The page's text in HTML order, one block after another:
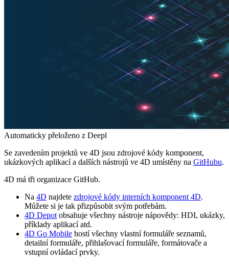
Automaticky přeloženo z Deepl
Se zavedením projektů ve 4D jsou zdrojové kódy komponent,
ukázkových aplikací a dalších nástrojů ve 4D umístěny na GitHubu.
4D má tři organizace GitHub.
Na 4D najdete zdrojové kódy interních komponent 4D.
Můžete si je tak přizpůsobit svým potřebám.
4D Depot obsahuje všechny nástroje nápovědy: HDI, ukázky,
příklady aplikací atd.
4D Go Mobile hostí všechny vlastní formuláře seznamů,
detailní formuláře, přihlašovací formuláře, formátovače a
vstupní ovládací prvky.